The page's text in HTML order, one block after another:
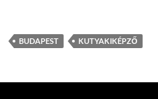
BUDAPEST KUTYAKIKÉPZŐ